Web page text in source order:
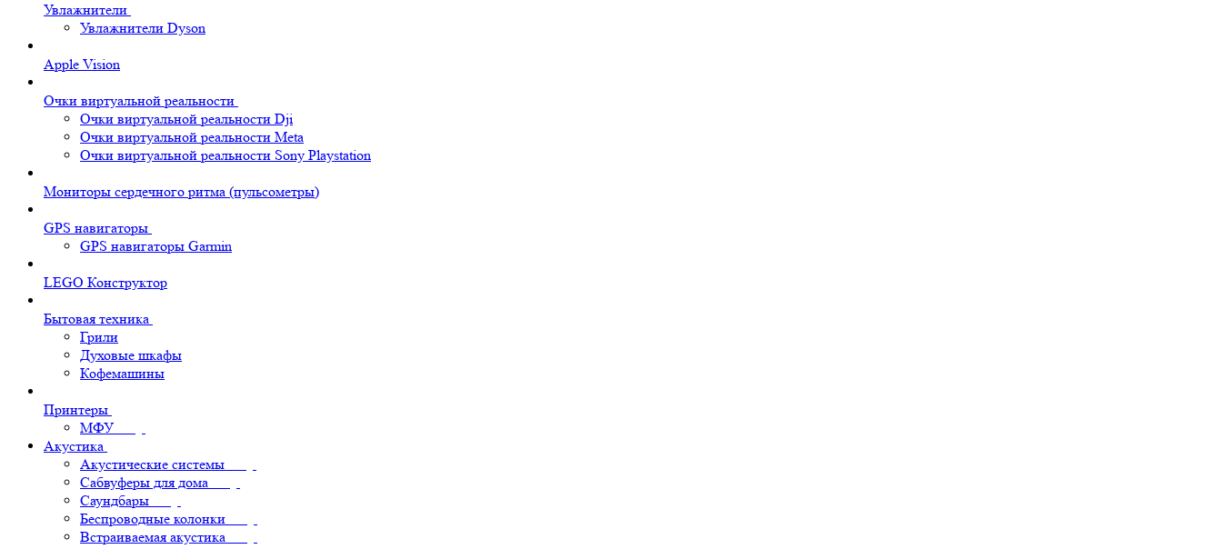
Увлажнители
Увлажнители Dyson
Apple Vision
Очки виртуальной реальности
Очки виртуальной реальности Dji
Очки виртуальной реальности Meta
Очки виртуальной реальности Sony Playstation
Мониторы сердечного ритма (пульсометры)
GPS навигаторы
GPS навигаторы Garmin
LEGO Конструктор
Бытовая техника
Грили
Духовые шкафы
Кофемашины
Принтеры
МФУ
Акустика
Акустические системы
Сабвуферы для дома
Саундбары
Беспроводные колонки
Встраиваемая акустика